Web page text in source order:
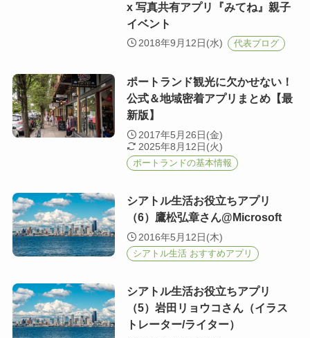
x 写真共有アプリ『みてね』親子
イベント
2018年9月12日(水) 代表ブログ
ポートランド観光に欠かせない！
公式＆地域密着アプリまとめ【最
新版】
2017年5月26日(金)
2025年8月12日(火)
ポートランドの基本情報
シアトル生活お役立ちアプリ
（6）鷹松弘章さん@Microsoft
2016年5月12日(木)
シアトル生活 おすすめアプリ
シアトル生活お役立ちアプリ
（5）岩田リョウコさん（イラス
トレーター/ライター）